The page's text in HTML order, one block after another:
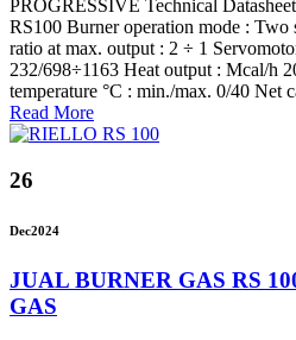
PROGRESSIVE Technical
RS100 Burner operation mode : Two
ratio at max. output : 2 ÷ 1
232/698÷1163 Heat output : Mcal/h
temperature °C : min./max. 0/40 Net
Read More
26
Dec2024
JUAL BURNER GAS RS
GAS